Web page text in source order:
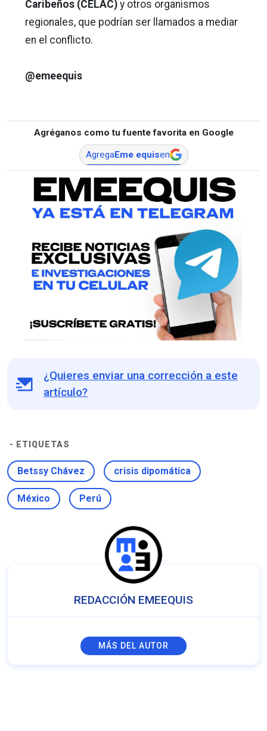
Caribeños (CELAC) y otros organismos
regionales, que podrían ser llamados a mediar
en el conflicto.
@emeequis
Agréganos como tu fuente favorita en Google
AgregaEme equisen
¿Quieres enviar una corrección a este
artículo?
- ETIQUETAS
Betssy Chávez crisis dipomática
México Perú
REDACCIÓN EMEEQUIS
MÁS DEL AUTOR